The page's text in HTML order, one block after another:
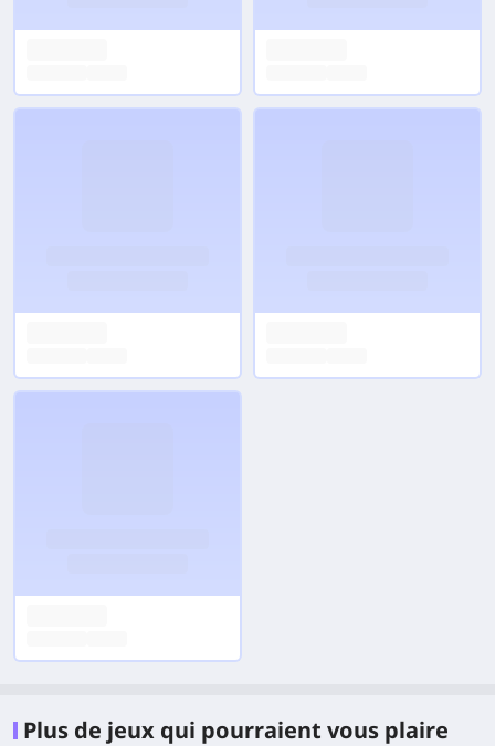
Plus de jeux qui pourraient vous plaire